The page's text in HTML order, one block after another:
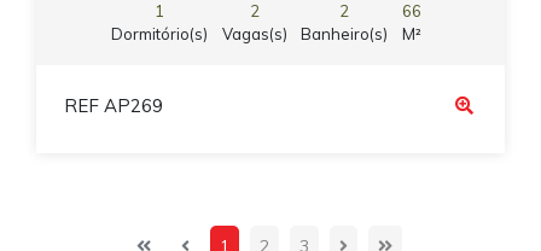
1
Dormitório(s)
2
Vagas(s)
2
Banheiro(s)
66
M²
REF AP269
1 2 3